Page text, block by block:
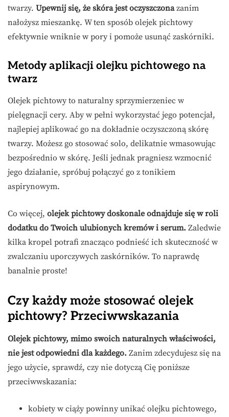
twarzy. Upewnij się, że skóra jest oczyszczonazanim
nałożysz mieszankę. W ten sposób olejek pichtowy
efektywnie wniknie w pory i pomoże usunąć zaskórniki.
Metody aplikacji olejku pichtowego na
twarz
Olejek pichtowy to naturalny sprzymierzeniec w
pielęgnacji cery. Aby w pełni wykorzystać jego potencjał,
najlepiej aplikować go na dokładnie oczyszczoną skórę
twarzy. Możesz go stosować solo, delikatnie wmasowując
bezpośrednio w skórę. Jeśli jednak pragniesz wzmocnić
jego działanie, spróbuj połączyć go z tonikiem
aspirynowym.
Co więcej, olejek pichtowy doskonale odnajduje się w roli
dodatku do Twoich ulubionych kremów i serum. Zaledwie
kilka kropel potrafi znacząco podnieść ich skuteczność w
zwalczaniu uporczywych zaskórników. To naprawdę
banalnie proste!
Czy każdy może stosować olejek
pichtowy? Przeciwwskazania
Olejek pichtowy, mimo swoich naturalnych właściwości,
nie jest odpowiedni dla każdego. Zanim zdecydujesz się na
jego użycie, sprawdź, czy nie dotyczą Cię poniższe
przeciwwskazania:
kobiety w ciąży powinny unikać olejku pichtowego,